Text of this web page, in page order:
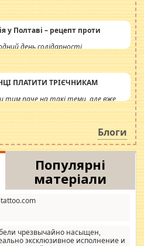
у Полтаві – рецепт проти
день солідарності
ПЛАТИТИ ТРІЄЧНИКАМ
тим паче на такі теми, але вже
сьогоднішні інсенуації
питання. Штучно
соціальна катастрофа.
Блоги
Популярні
матеріали
чрезвычайно насыщен,
эксклюзивное исполнение и